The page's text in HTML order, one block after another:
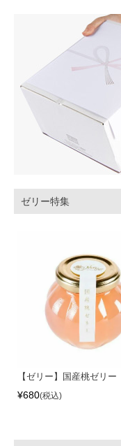
ゼリー特集
【ゼリー】国産桃ゼリー
¥680 税込